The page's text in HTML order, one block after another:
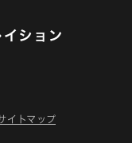
ション
イトマップ